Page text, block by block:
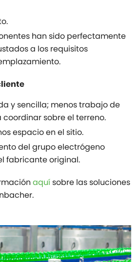
han sido perfectamente
a los requisitos
y sencilla; menos trabajo de
sobre el terreno.
espacio en el sitio.
del grupo electrógeno
fabricante original.
aquísobre las soluciones